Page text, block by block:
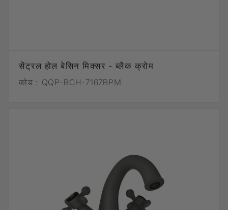
सेंट्रल होल बेसिन मिक्सर - ब्लैक क्रोम
कोड : QQP-BCH-7167BPM